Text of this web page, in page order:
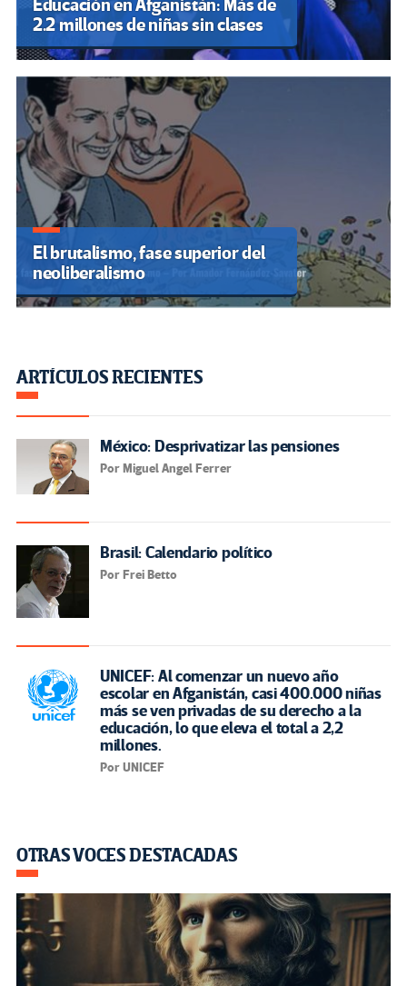
Educación en Afganistán: Más de
2.2 millones de niñas sin clases
El brutalismo, fase superior del
neoliberalismo
ARTÍCULOS RECIENTES
México: Desprivatizar las pensiones
Por Miguel Angel Ferrer
Brasil: Calendario político
Por Frei Betto
UNICEF: Al comenzar un nuevo año
escolar en Afganistán, casi 400.000 niñas
más se ven privadas de su derecho a la
educación, lo que eleva el total a 2,2
millones.
Por UNICEF
OTRAS VOCES DESTACADAS